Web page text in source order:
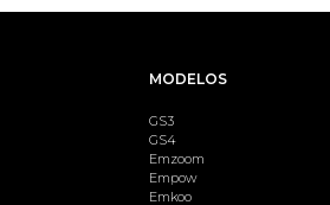
MODELOS
GS3
GS4
Emzoom
Empow
Emkoo